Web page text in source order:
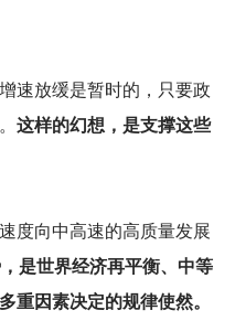
速放缓是暂时的，只要政
这样的幻想，是支撑这些
度向中高速的高质量发展
是世界经济再平衡、中等
重因素决定的规律使然。